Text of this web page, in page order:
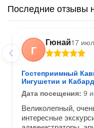
Последние отзывы
Г
Гюнай17
Гостеприимный
Ингушетии и
Дата посещения: 9
Великолепный,
интересные